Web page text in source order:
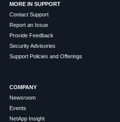
MORE IN SUPPORT
Contact Support
Report an Issue
Provide Feedback
Security Advisories
Support Policies and Offerings
COMPANY
Newsroom
Events
NetApp Insight